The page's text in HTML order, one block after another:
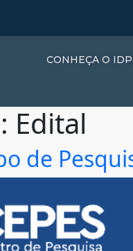
CONHEÇA O IDP
Edital
de